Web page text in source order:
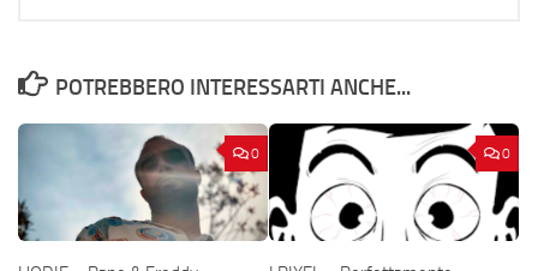
POTREBBERO INTERESSARTI ANCHE...
0 0